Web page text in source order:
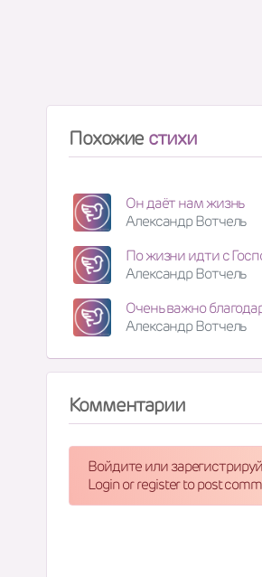
Похожие стихи
Он даёт нам жизнь
Александр Вотчель
По жизни идти с
Александр Вотчель
Очень важно
Александр Вотчель
Комментарии
Войдите или
Login or register to post